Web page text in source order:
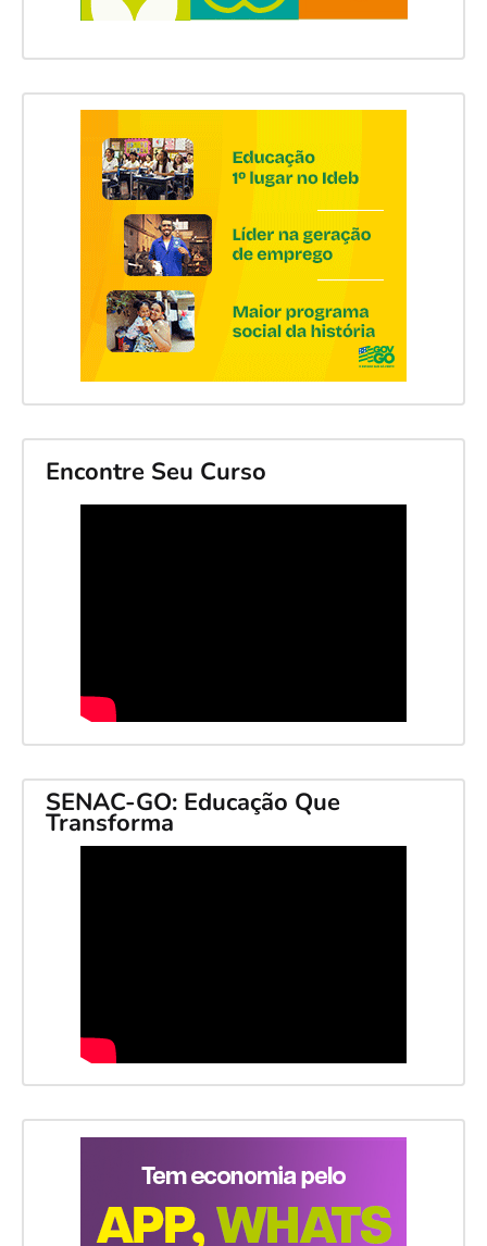
Encontre Seu Curso
SENAC-GO: Educação Que
Transforma